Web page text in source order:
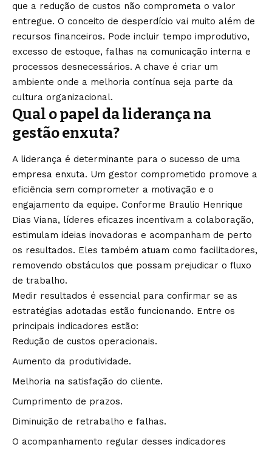
que a redução de custos não comprometa o valor
entregue. O conceito de desperdício vai muito além de
recursos financeiros. Pode incluir tempo improdutivo,
excesso de estoque, falhas na comunicação interna e
processos desnecessários. A chave é criar um
ambiente onde a melhoria contínua seja parte da
cultura organizacional.
Qual o papel da liderança na
gestão enxuta?
A liderança é determinante para o sucesso de uma
empresa enxuta. Um gestor comprometido promove a
eficiência sem comprometer a motivação e o
engajamento da equipe. Conforme Braulio Henrique
Dias Viana, líderes eficazes incentivam a colaboração,
estimulam ideias inovadoras e acompanham de perto
os resultados. Eles também atuam como facilitadores,
removendo obstáculos que possam prejudicar o fluxo
de trabalho.
Medir resultados é essencial para confirmar se as
estratégias adotadas estão funcionando. Entre os
principais indicadores estão:
Redução de custos operacionais.
Aumento da produtividade.
Melhoria na satisfação do cliente.
Cumprimento de prazos.
Diminuição de retrabalho e falhas.
O acompanhamento regular desses indicadores